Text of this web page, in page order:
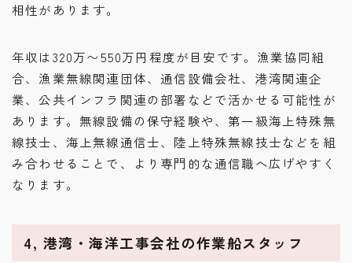
相性があります。
年収は320万〜550万円程度が目安です。漁業協同組
合、漁業無線関連団体、通信設備会社、港湾関連企
業、公共インフラ関連の部署などで活かせる可能性が
あります。無線設備の保守経験や、第一級海上特殊無
線技士、海上無線通信士、陸上特殊無線技士などを組
み合わせることで、より専門的な通信職へ広げやすく
なります。
4, 港湾・海洋工事会社の作業船スタッフ